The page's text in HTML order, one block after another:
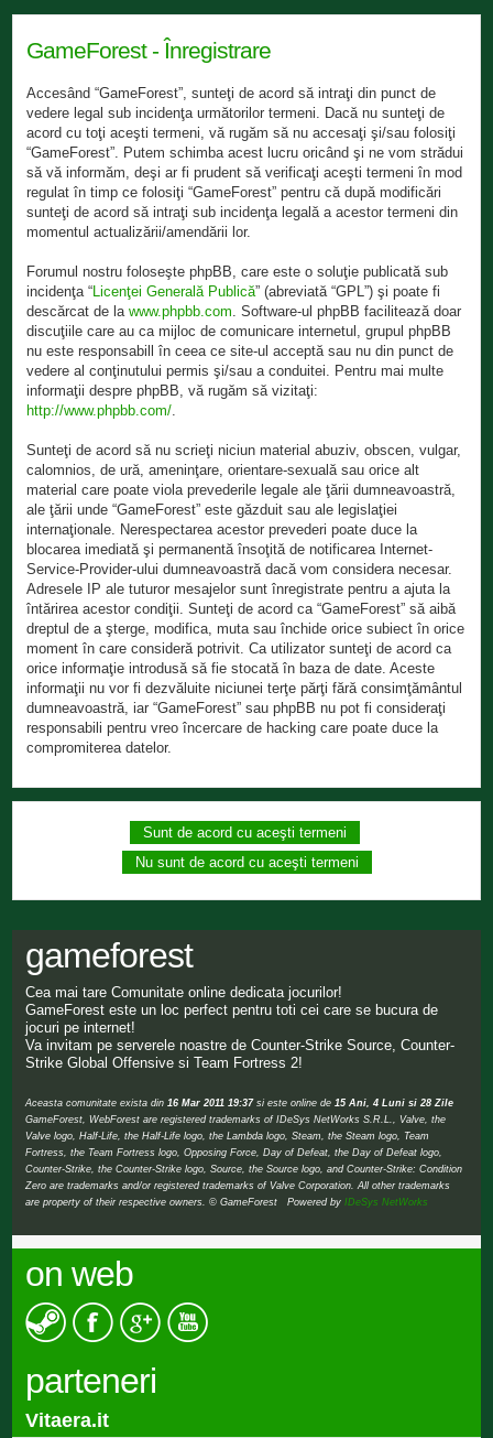
GameForest - Înregistrare
Accesând “GameForest”, sunteţi de acord să intraţi din punct de
vedere legal sub incidenţa următorilor termeni. Dacă nu sunteţi de
acord cu toţi aceşti termeni, vă rugăm să nu accesaţi şi/sau folosiţi
“GameForest”. Putem schimba acest lucru oricând şi ne vom strădui
să vă informăm, deşi ar fi prudent să verificaţi aceşti termeni în mod
regulat în timp ce folosiţi “GameForest” pentru că după modificări
sunteţi de acord să intraţi sub incidenţa legală a acestor termeni din
momentul actualizării/amendării lor.
Forumul nostru foloseşte phpBB, care este o soluţie publicată sub
incidenţa “Licenţei Generală Publică” (abreviată “GPL”) şi poate fi
descărcat de lawww.phpbb.com . Software-ul phpBB facilitează doar
discuţiile care au ca mijloc de comunicare internetul, grupul phpBB
nu este responsabill în ceea ce site-ul acceptă sau nu din punct de
vedere al conţinutului permis şi/sau a conduitei. Pentru mai multe
informaţii despre phpBB, vă rugăm să vizitaţi:
http://www.phpbb.com/
Sunteţi de acord să nu scrieţi niciun material abuziv, obscen, vulgar,
calomnios, de ură, ameninţare, orientare-sexuală sau orice alt
material care poate viola prevederile legale ale ţării dumneavoastră,
ale ţării unde “GameForest” este găzduit sau ale legislaţiei
internaţionale. Nerespectarea acestor prevederi poate duce la
blocarea imediată şi permanentă însoţită de notificarea Internet-
Service-Provider-ului dumneavoastră dacă vom considera necesar.
Adresele IP ale tuturor mesajelor sunt înregistrate pentru a ajuta la
întărirea acestor condiţii. Sunteţi de acord ca “GameForest” să aibă
dreptul de a şterge, modifica, muta sau închide orice subiect în orice
moment în care consideră potrivit. Ca utilizator sunteţi de acord ca
orice informaţie introdusă să fie stocată în baza de date. Aceste
informaţii nu vor fi dezvăluite niciunei terţe părţi fără consimţământul
dumneavoastră, iar “GameForest” sau phpBB nu pot fi consideraţi
responsabili pentru vreo încercare de hacking care poate duce la
compromiterea datelor.
gameforest
Cea mai tare Comunitate online dedicata jocurilor!
GameForest este un loc perfect pentru toti cei care se bucura de
jocuri pe internet!
Va invitam pe serverele noastre de Counter-Strike Source, Counter-
Strike Global Offensive si Team Fortress 2!
Aceasta comunitate exista din16 Mar 2011 19:37si este online de15 Ani, 4 Luni si 28 Zile
GameForest, WebForest are registered trademarks of IDeSys NetWorks S.R.L., Valve, the
Valve logo, Half-Life, the Half-Life logo, the Lambda logo, Steam, the Steam logo, Team
Fortress, the Team Fortress logo, Opposing Force, Day of Defeat, the Day of Defeat logo,
Counter-Strike, the Counter-Strike logo, Source, the Source logo, and Counter-Strike: Condition
Zero are trademarks and/or registered trademarks of Valve Corporation. All other trademarks
are property of their respective owners. © GameForest Powered byIDeSys NetWorks
on web
parteneri
Vitaera.it